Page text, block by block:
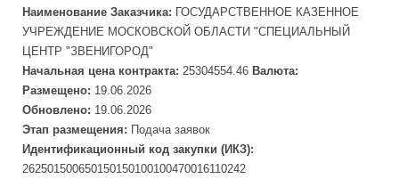
Наименование Заказчика: ГОСУДАРСТВЕННОЕ КАЗЕННОЕ
УЧРЕЖДЕНИЕ МОСКОВСКОЙ ОБЛАСТИ "СПЕЦИАЛЬНЫЙ
ЦЕНТР "ЗВЕНИГОРОД"
Начальная цена контракта: 25304554.46 Валюта:
Размещено: 19.06.2026
Обновлено: 19.06.2026
Этап размещения: Подача заявок
Идентификационный код закупки (ИКЗ):
262501500650150150100100470016110242